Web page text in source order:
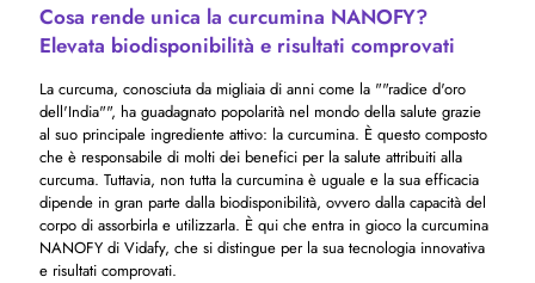
Cosa rende unica la curcumina NANOFY?
Elevata biodisponibilità e risultati comprovati
La curcuma, conosciuta da migliaia di anni come la ""radice d'oro
dell'India"", ha guadagnato popolarità nel mondo della salute grazie
al suo principale ingrediente attivo: la curcumina. È questo composto
che è responsabile di molti dei benefici per la salute attribuiti alla
curcuma. Tuttavia, non tutta la curcumina è uguale e la sua efficacia
dipende in gran parte dalla biodisponibilità, ovvero dalla capacità del
corpo di assorbirla e utilizzarla. È qui che entra in gioco la curcumina
NANOFY di Vidafy, che si distingue per la sua tecnologia innovativa
e risultati comprovati.